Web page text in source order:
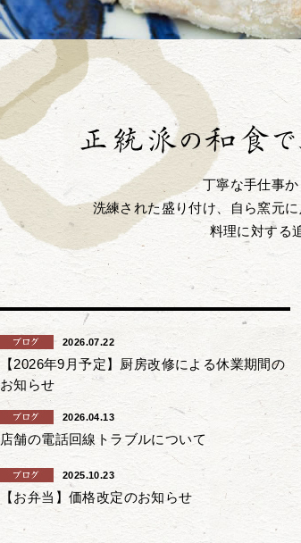
丁寧な手仕事か
洗練された盛り付け、自ら窯元
料理に対する
2026.07.22
【2026年9月予定】厨房改修による休業期間の
お知らせ
2026.04.13
店舗の電話回線トラブルについて
2025.10.23
【お弁当】価格改定のお知らせ